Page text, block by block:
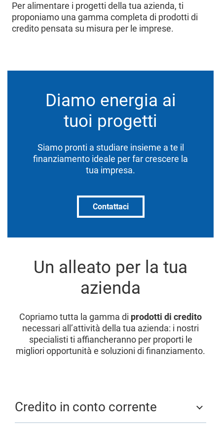
Per alimentare i progetti della tua azienda, ti
proponiamo una gamma completa di prodotti di
credito pensata su misura per le imprese.
Diamo energia ai
tuoi progetti
Siamo pronti a studiare insieme a te il
finanziamento ideale per far crescere la
tua impresa.
Contattaci
Un alleato per la tua
azienda
Copriamo tutta la gamma di prodotti di credito
necessari all’attività della tua azienda: i nostri
specialisti ti affiancheranno per proporti le
migliori opportunità e soluzioni di finanziamento.
Credito in conto corrente